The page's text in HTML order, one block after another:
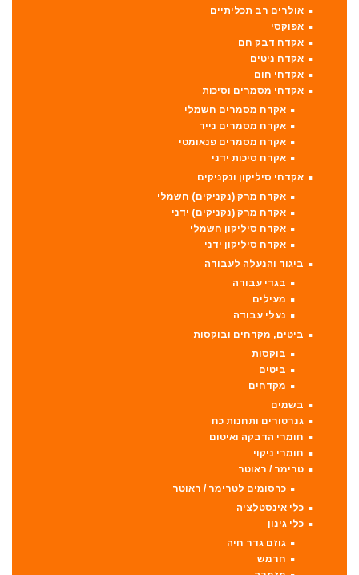
אולרים רב תכליתיים
אפוקסי
אקדח דבק חם
אקדח ניטים
אקדחי חום
אקדחי מסמרים וסיכות
אקדח מסמרים חשמלי
אקדח מסמרים נייד
אקדח מסמרים פנאומטי
אקדח סיכות ידני
אקדחי סיליקון ונקניקים
אקדח מרק (נקניקים) חשמלי
אקדח מרק (נקניקים) ידני
אקדח סיליקון חשמלי
אקדח סיליקון ידני
ביגוד והנעלה לעבודה
בגדי עבודה
מעילים
נעלי עבודה
ביטים, מקדחים ובוקסות
בוקסות
ביטים
מקדחים
בשמים
גנרטורים ותחנות כח
חומרי הדבקה ואיטום
חומרי ניקוי
טרימר / ראוטר
כרסומים לטרימר / ראוטר
כלי אינסטלציה
כלי גינון
גוזם גדר חיה
חרמש